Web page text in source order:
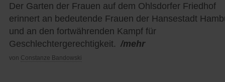
Der Garten der Frauen auf dem Ohlsdorfer Friedhof
erinnert an bedeutende Frauen der Hansestadt
und an den fortwährenden Kampf für
Geschlechtergerechtigkeit. /mehr
von Constanze Bandowski